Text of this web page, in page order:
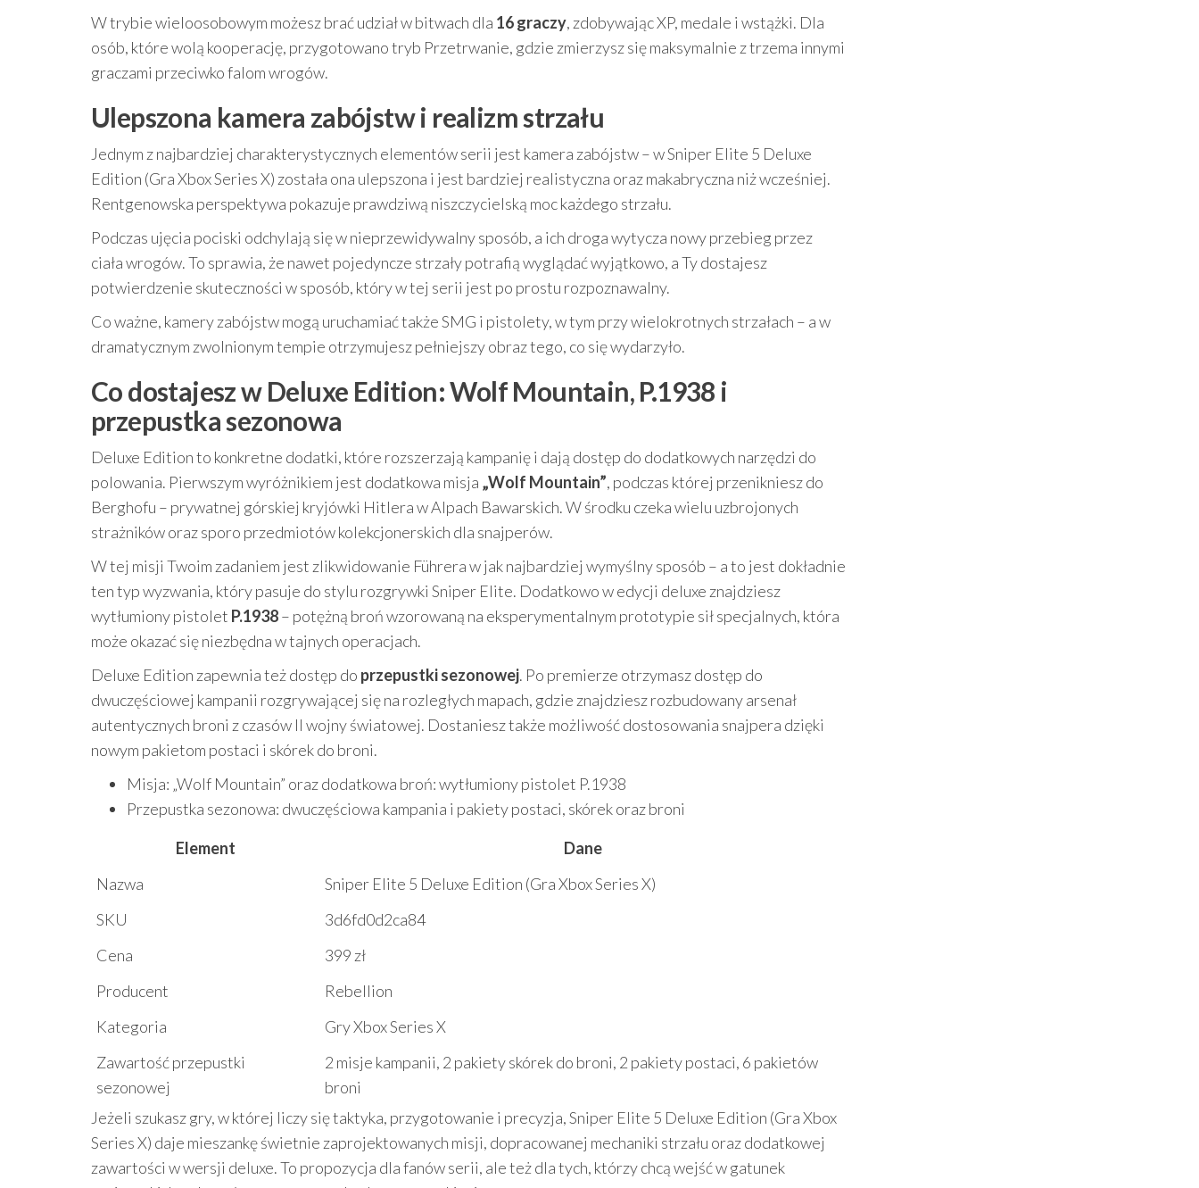
W trybie wieloosobowym możesz brać udział w bitwach dla 16 graczy, zdobywając XP, medale i wstążki. Dla
osób, które wolą kooperację, przygotowano tryb Przetrwanie, gdzie zmierzysz się maksymalnie z trzema innymi
graczami przeciwko falom wrogów.
Ulepszona kamera zabójstw i realizm strzału
Jednym z najbardziej charakterystycznych elementów serii jest kamera zabójstw – w Sniper Elite 5 Deluxe
Edition (Gra Xbox Series X) została ona ulepszona i jest bardziej realistyczna oraz makabryczna niż wcześniej.
Rentgenowska perspektywa pokazuje prawdziwą niszczycielską moc każdego strzału.
Podczas ujęcia pociski odchylają się w nieprzewidywalny sposób, a ich droga wytycza nowy przebieg przez
ciała wrogów. To sprawia, że nawet pojedyncze strzały potrafią wyglądać wyjątkowo, a Ty dostajesz
potwierdzenie skuteczności w sposób, który w tej serii jest po prostu rozpoznawalny.
Co ważne, kamery zabójstw mogą uruchamiać także SMG i pistolety, w tym przy wielokrotnych strzałach – a w
dramatycznym zwolnionym tempie otrzymujesz pełniejszy obraz tego, co się wydarzyło.
Co dostajesz w Deluxe Edition: Wolf Mountain, P.1938 i
przepustka sezonowa
Deluxe Edition to konkretne dodatki, które rozszerzają kampanię i dają dostęp do dodatkowych narzędzi do
polowania. Pierwszym wyróżnikiem jest dodatkowa misja „Wolf Mountain”, podczas której przenikniesz do
Berghofu – prywatnej górskiej kryjówki Hitlera w Alpach Bawarskich. W środku czeka wielu uzbrojonych
strażników oraz sporo przedmiotów kolekcjonerskich dla snajperów.
W tej misji Twoim zadaniem jest zlikwidowanie Führera w jak najbardziej wymyślny sposób – a to jest dokładnie
ten typ wyzwania, który pasuje do stylu rozgrywki Sniper Elite. Dodatkowo w edycji deluxe znajdziesz
wytłumiony pistolet P.1938– potężną broń wzorowaną na eksperymentalnym prototypie sił specjalnych, która
może okazać się niezbędna w tajnych operacjach.
Deluxe Edition zapewnia też dostęp do przepustki sezonowej. Po premierze otrzymasz dostęp do
dwuczęściowej kampanii rozgrywającej się na rozległych mapach, gdzie znajdziesz rozbudowany arsenał
autentycznych broni z czasów II wojny światowej. Dostaniesz także możliwość dostosowania snajpera dzięki
nowym pakietom postaci i skórek do broni.
Misja: „Wolf Mountain” oraz dodatkowa broń: wytłumiony pistolet P.1938
Przepustka sezonowa: dwuczęściowa kampania i pakiety postaci, skórek oraz broni
Element
Dane
Nazwa
Sniper Elite 5 Deluxe Edition (Gra Xbox Series X)
SKU
3d6fd0d2ca84
Cena
399 zł
Producent
Rebellion
Kategoria
Gry Xbox Series X
Zawartość przepustki
sezonowej
2 misje kampanii, 2 pakiety skórek do broni, 2 pakiety postaci, 6 pakietów
broni
Jeżeli szukasz gry, w której liczy się taktyka, przygotowanie i precyzja, Sniper Elite 5 Deluxe Edition (Gra Xbox
Series X) daje mieszankę świetnie zaprojektowanych misji, dopracowanej mechaniki strzału oraz dodatkowej
zawartości w wersji deluxe. To propozycja dla fanów serii, ale też dla tych, którzy chcą wejść w gatunek